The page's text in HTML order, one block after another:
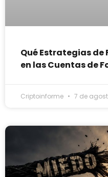
Qué Estrategias de
en las Cuentas de
Criptoinforme 7 de